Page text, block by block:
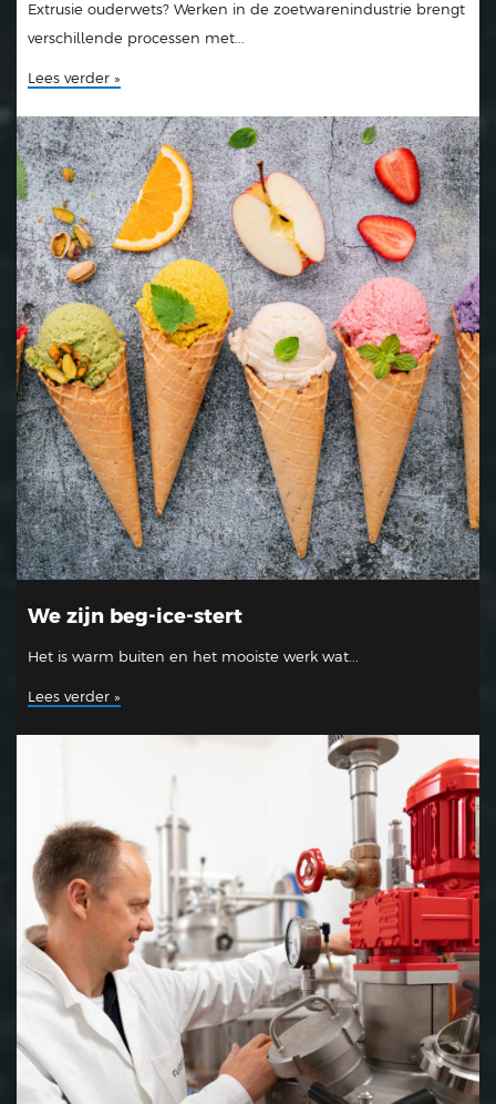
Extrusie ouderwets? Werken in de zoetwarenindustrie brengt
verschillende processen met...
Lees verder »
We zijn beg-ice-stert
Het is warm buiten en het mooiste werk wat...
Lees verder »